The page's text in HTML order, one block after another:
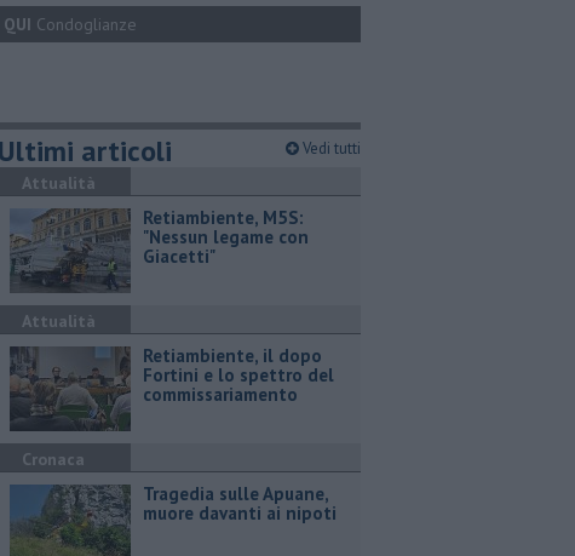
QUI Condoglianze
Ultimi articoli Vedi tutti
Attualità
Retiambiente, M5S:
"Nessun legame con
Giacetti"
Attualità
Retiambiente, il dopo
Fortini e lo spettro del
commissariamento
Cronaca
Tragedia sulle Apuane,
muore davanti ai nipoti